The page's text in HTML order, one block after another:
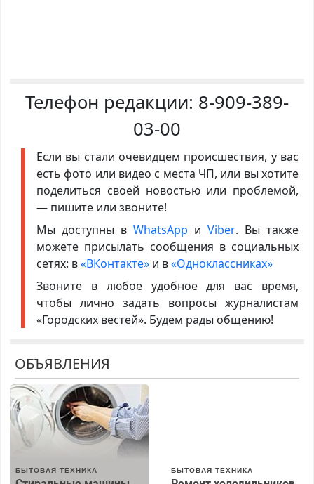
Телефон редакции: 8-909-389-
03-00
Если вы стали очевидцем происшествия, у вас
есть фото или видео с места ЧП, или вы хотите
поделиться своей новостью или проблемой,
— пишите или звоните!
Мы доступны в WhatsApp иViber. Вы также
можете присылать сообщения в социальных
сетях: в«ВКонтакте»и в«Одноклассниках»
Звоните в любое удобное для вас время,
чтобы лично задать вопросы журналистам
«Городских вестей». Будем рады общению!
ОБЪЯВЛЕНИЯ
БЫТОВАЯ ТЕХНИКА БЫТОВАЯ ТЕХНИКА